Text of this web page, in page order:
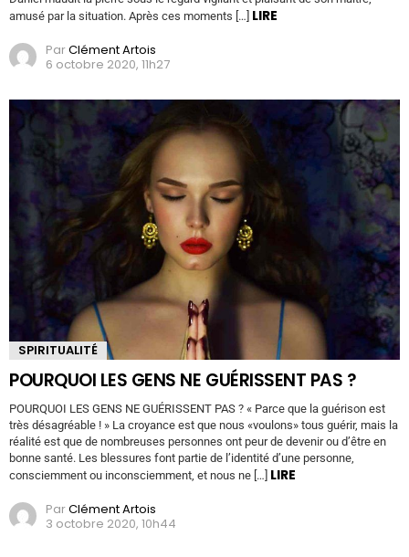
amusé par la situation. Après ces moments […] LIRE
ParClément Artois
6 octobre 2020, 11h27
SPIRITUALITÉ
POURQUOI LES GENS NE GUÉRISSENT PAS ?
POURQUOI LES GENS NE GUÉRISSENT PAS ? « Parce que la guérison est
très désagréable ! » La croyance est que nous «voulons» tous guérir, mais la
réalité est que de nombreuses personnes ont peur de devenir ou d’être en
bonne santé. Les blessures font partie de l’identité d’une personne,
consciemment ou inconsciemment, et nous ne […] LIRE
ParClément Artois
3 octobre 2020, 10h44